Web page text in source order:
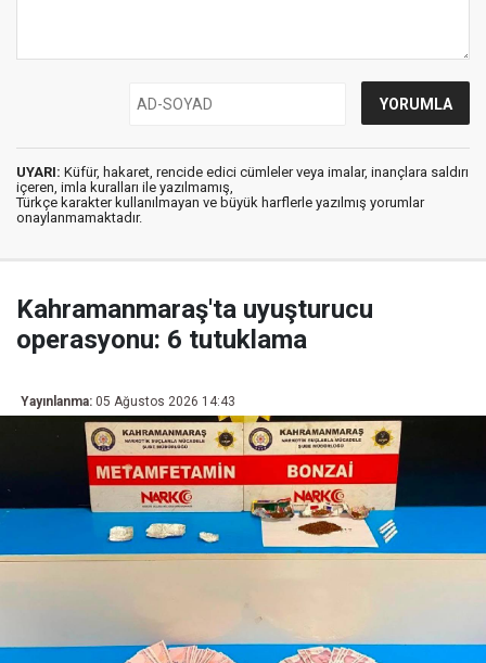
UYARI: Küfür, hakaret, rencide edici cümleler veya imalar, inançlara saldırı
içeren, imla kuralları ile yazılmamış,
Türkçe karakter kullanılmayan ve büyük harflerle yazılmış yorumlar
onaylanmamaktadır.
Kahramanmaraş'ta uyuşturucu
operasyonu: 6 tutuklama
Yayınlanma: 05 Ağustos 2026 14:43